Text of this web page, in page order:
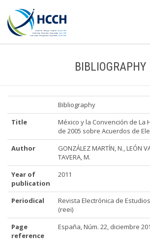
BIBLIOGRAPHY
Bibliography
Title
México y la Convención de La
de 2005 sobre Acuerdos de
Author
GONZÁLEZ MARTÍN, N., LEÓN
TAVERA, M.
Year of
publication
2011
Periodical
Revista Electrónica de
(reei)
Page
reference
España, Núm. 22, diciembre